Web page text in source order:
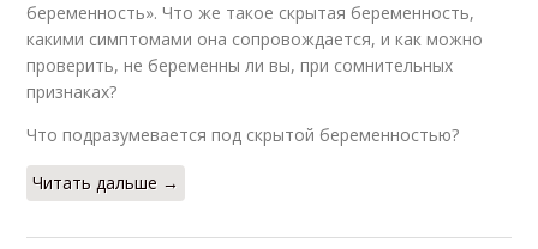
беременность». Что же такое скрытая беременность,
какими симптомами она сопровождается, и как можно
проверить, не беременны ли вы, при сомнительных
признаках?
Что подразумевается под скрытой беременностью?
Читать дальше →